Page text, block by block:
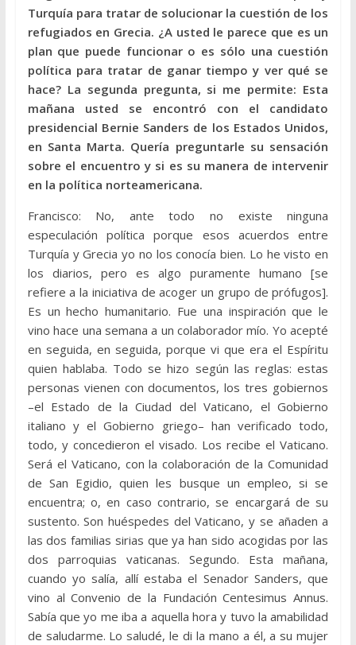
Turquía para tratar de solucionar la cuestión de los
refugiados en Grecia. ¿A usted le parece que es un
plan que puede funcionar o es sólo una cuestión
política para tratar de ganar tiempo y ver qué se
hace? La segunda pregunta, si me permite: Esta
mañana usted se encontró con el candidato
presidencial Bernie Sanders de los Estados Unidos,
en Santa Marta. Quería preguntarle su sensación
sobre el encuentro y si es su manera de intervenir
en la política norteamericana.
Francisco: No, ante todo no existe ninguna
especulación política porque esos acuerdos entre
Turquía y Grecia yo no los conocía bien. Lo he visto en
los diarios, pero es algo puramente humano [se
refiere a la iniciativa de acoger un grupo de prófugos].
Es un hecho humanitario. Fue una inspiración que le
vino hace una semana a un colaborador mío. Yo acepté
en seguida, en seguida, porque vi que era el Espíritu
quien hablaba. Todo se hizo según las reglas: estas
personas vienen con documentos, los tres gobiernos
–el Estado de la Ciudad del Vaticano, el Gobierno
italiano y el Gobierno griego– han verificado todo,
todo, y concedieron el visado. Los recibe el Vaticano.
Será el Vaticano, con la colaboración de la Comunidad
de San Egidio, quien les busque un empleo, si se
encuentra; o, en caso contrario, se encargará de su
sustento. Son huéspedes del Vaticano, y se añaden a
las dos familias sirias que ya han sido acogidas por las
dos parroquias vaticanas. Segundo. Esta mañana,
cuando yo salía, allí estaba el Senador Sanders, que
vino al Convenio de la Fundación Centesimus Annus.
Sabía que yo me iba a aquella hora y tuvo la amabilidad
de saludarme. Lo saludé, le di la mano a él, a su mujer